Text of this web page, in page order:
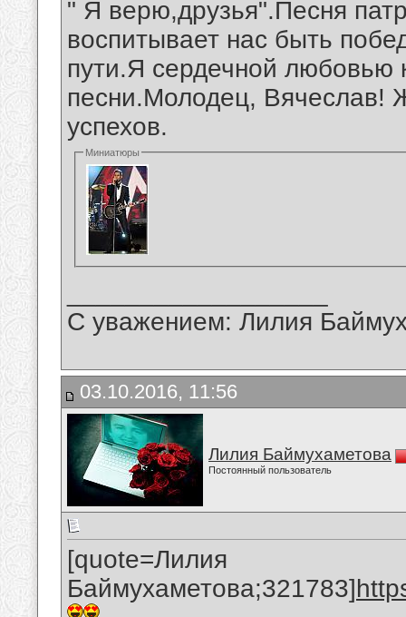
" Я верю,друзья".Песня
воспитывает нас быть
пути.Я сердечной любовью
песни.Молодец, Вячеслав!
успехов.
Миниатюры
С уважением: Лилия
03.10.2016, 11:56
Лилия Баймухаметова
Постоянный пользователь
[quote=Лилия
Баймухаметова;321783]